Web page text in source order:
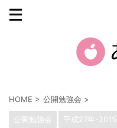
HOME > 公開勉強会 >
公開勉強会 平成27年-2015